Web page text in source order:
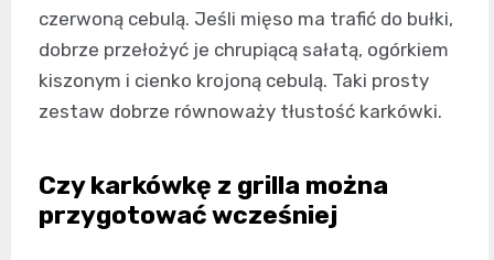
czerwoną cebulą. Jeśli mięso ma trafić do bułki,
dobrze przełożyć je chrupiącą sałatą, ogórkiem
kiszonym i cienko krojoną cebulą. Taki prosty
zestaw dobrze równoważy tłustość karkówki.
Czy karkówkę z grilla można
przygotować wcześniej